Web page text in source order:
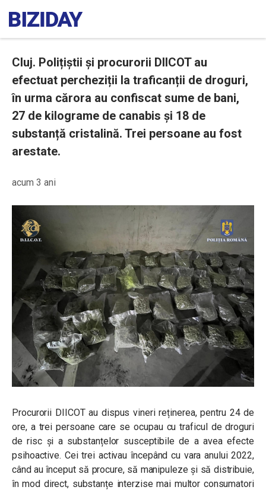
Cluj. Polițiștii și procurorii DIICOT au
efectuat percheziții la traficanții de droguri,
în urma cărora au confiscat sume de bani,
27 de kilograme de canabis și 18 de
substanță cristalină. Trei persoane au fost
arestate.
acum 3 ani
Procurorii DIICOT au dispus vineri reținerea, pentru 24 de
ore, a trei persoane care se ocupau cu traficul de droguri
de risc și a substanțelor susceptibile de a avea efecte
psihoactive. Cei trei activau începând cu vara anului 2022,
când au început să procure, să manipuleze și să distribuie,
în mod direct, substanțe interzise mai multor consumatori